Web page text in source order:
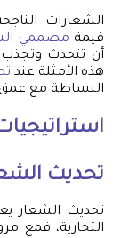
الشعارات
قيمة مصممي
أن تتحدث وتجذب
هذه الأمثلة عند
البساطة مع عمق
تحديث
تحديث الشعار
التجارية، فمع